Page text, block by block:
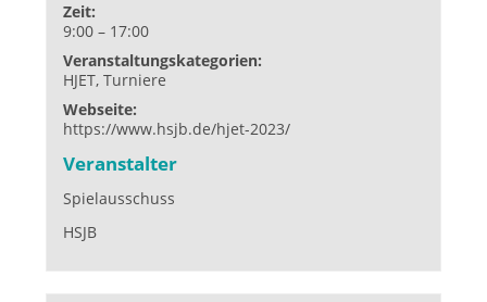
Zeit:
9:00 – 17:00
Veranstaltungskategorien:
HJET, Turniere
Webseite:
https://www.hsjb.de/hjet-2023/
Veranstalter
Spielausschuss
HSJB